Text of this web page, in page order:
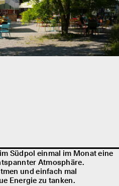
Südpol einmal im Monat eine
Atmosphäre.
und einfach mal
Energie zu tanken.